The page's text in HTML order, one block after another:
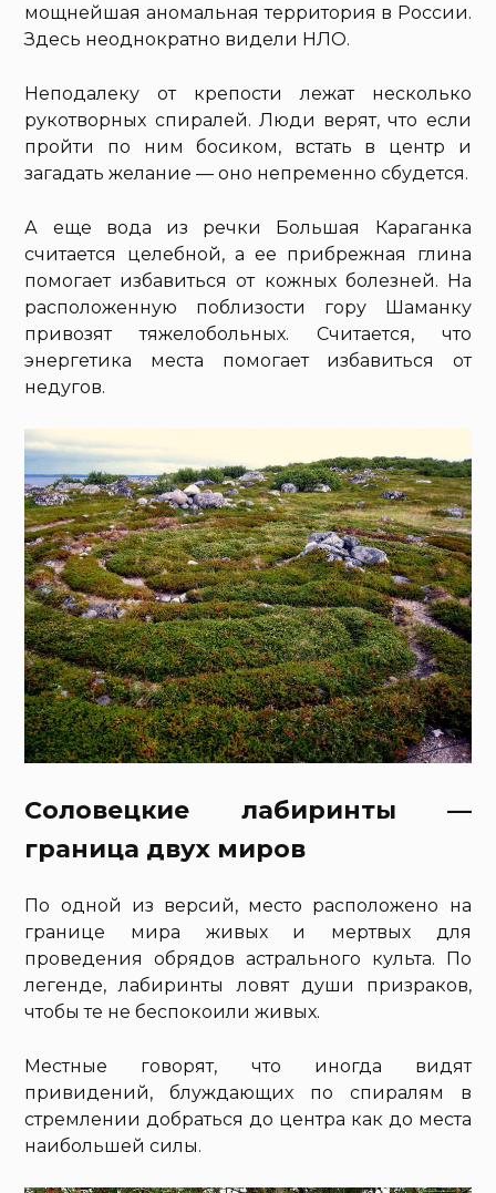
мощнейшая аномальная территория в России.
Здесь неоднократно видели НЛО.
Неподалеку от крепости лежат несколько
рукотворных спиралей. Люди верят, что если
пройти по ним босиком, встать в центр и
загадать желание — оно непременно сбудется.
А еще вода из речки Большая Караганка
считается целебной, а ее прибрежная глина
помогает избавиться от кожных болезней. На
расположенную поблизости гору Шаманку
привозят тяжелобольных. Считается, что
энергетика места помогает избавиться от
недугов.
Соловецкие лабиринты —
граница двух миров
По одной из версий, место расположено на
границе мира живых и мертвых для
проведения обрядов астрального культа. По
легенде, лабиринты ловят души призраков,
чтобы те не беспокоили живых.
Местные говорят, что иногда видят
привидений, блуждающих по спиралям в
стремлении добраться до центра как до места
наибольшей силы.